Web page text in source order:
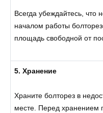
Всегда убеждайтесь, что
началом работы
площадь свободной от
5. Хранение
Храните болторез в
месте. Перед хранением